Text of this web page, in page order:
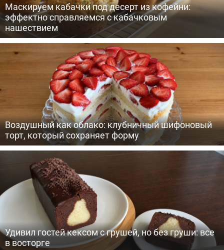
Маскируем кабачки под десерт из кофейни:
эффектно справляемся с кабачковым
нашествием
Воздушный как облако: клубничный шифоновый
торт, который сохраняет форму
Удивил гостей кексом с грушей, но без груши: все
в восторге